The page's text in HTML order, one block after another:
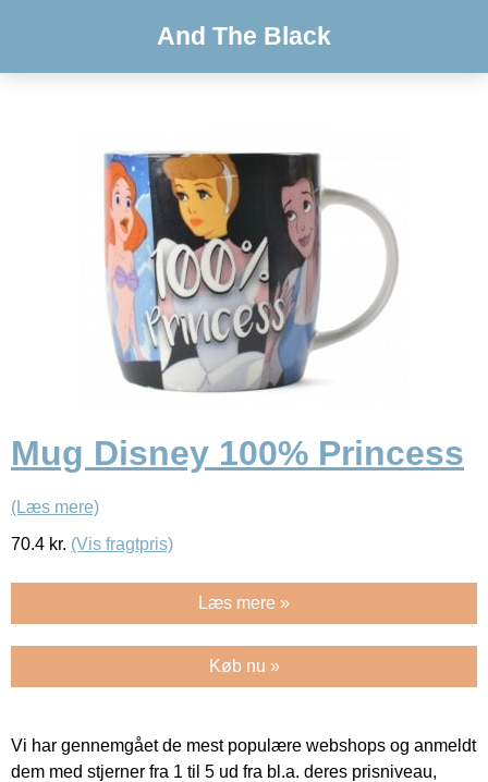
And The Black
Mug Disney 100% Princess
(Læs mere)
70.4 kr. (Vis fragtpris)
Læs mere »
Køb nu »
Vi har gennemgået de mest populære webshops og anmeldt
dem med stjerner fra 1 til 5 ud fra bl.a. deres prisniveau,